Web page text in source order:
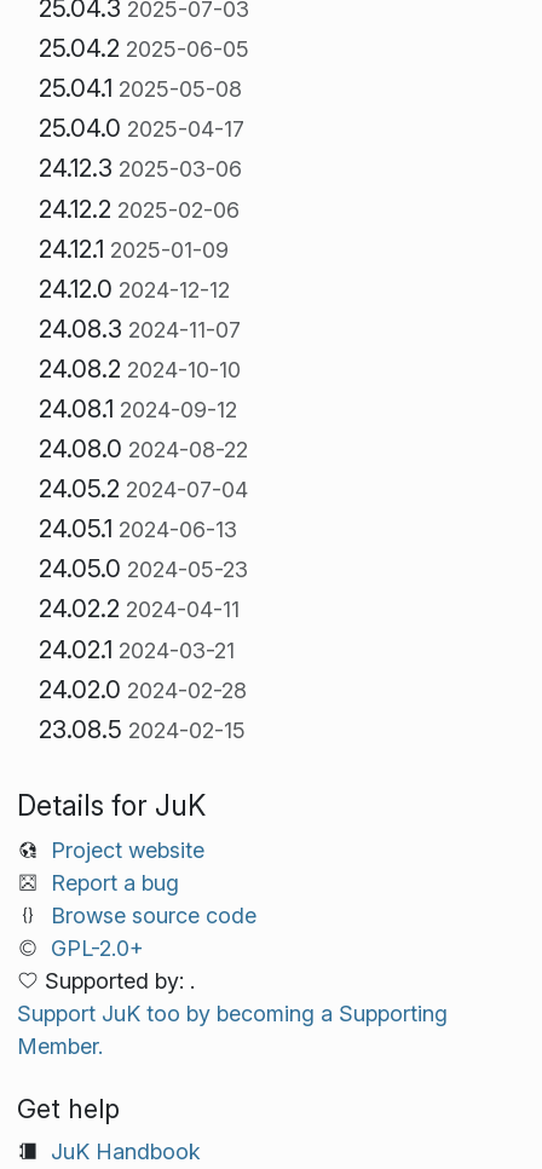
25.04.3 2025-07-03
25.04.2 2025-06-05
25.04.1 2025-05-08
25.04.0 2025-04-17
24.12.3 2025-03-06
24.12.2 2025-02-06
24.12.1 2025-01-09
24.12.0 2024-12-12
24.08.3 2024-11-07
24.08.2 2024-10-10
24.08.1 2024-09-12
24.08.0 2024-08-22
24.05.2 2024-07-04
24.05.1 2024-06-13
24.05.0 2024-05-23
24.02.2 2024-04-11
24.02.1 2024-03-21
24.02.0 2024-02-28
23.08.5 2024-02-15
Details for JuK
Project website
Report a bug
Browse source code
GPL-2.0+
Supported by: .
Support JuK too by becoming a Supporting
Member.
Get help
JuK Handbook